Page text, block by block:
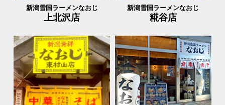
新潟雪国ラーメンなおじ
上北沢店
新潟雪国ラーメンなおじ
糀谷店